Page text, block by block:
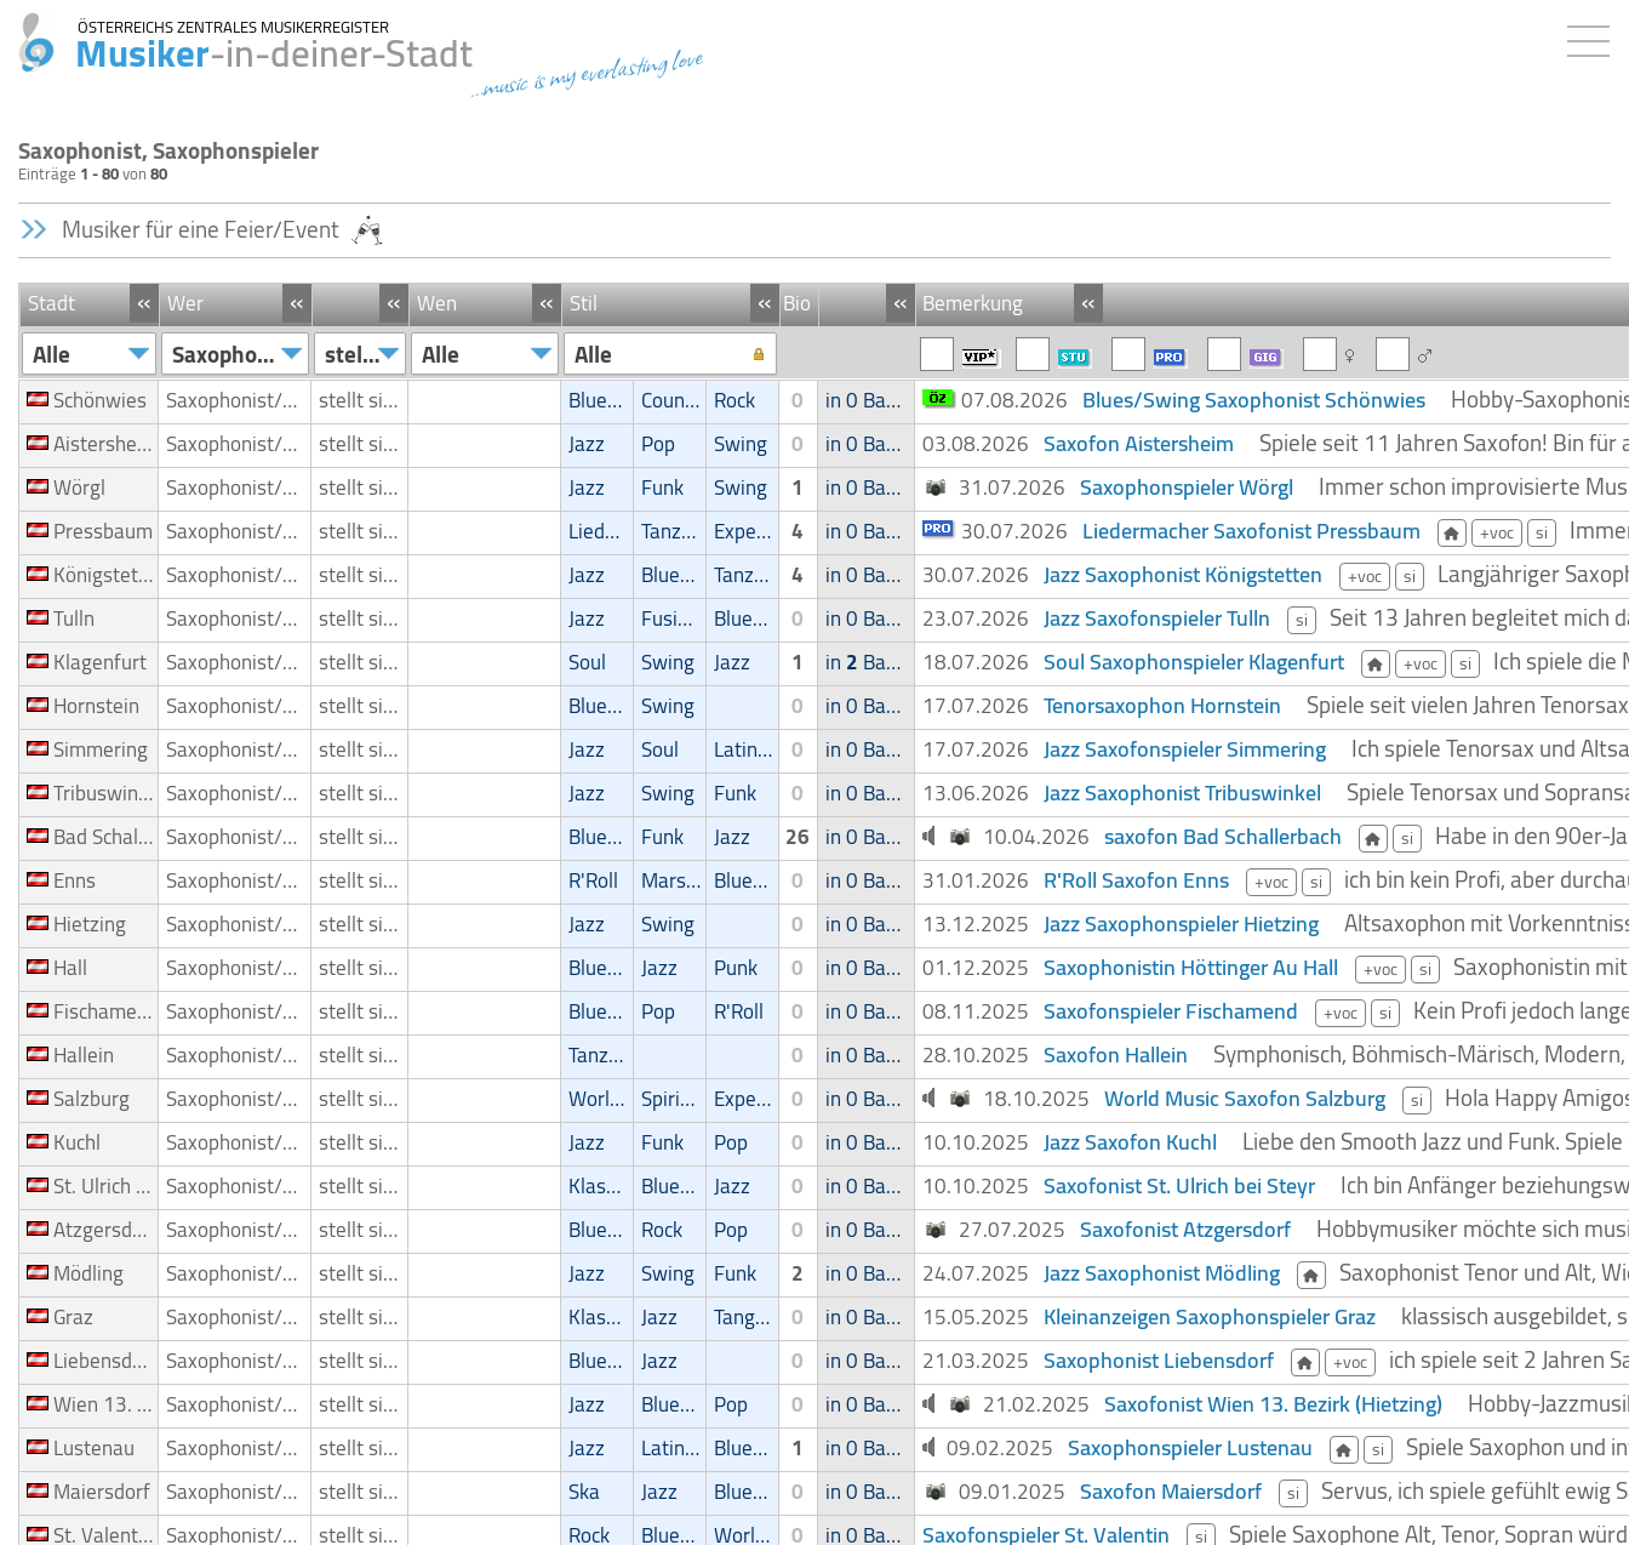
ÖSTERREICHS ZENTRALES MUSIKERREGISTER
Musiker-in-deiner-Stadt...music is my everlasting love
Saxophonist, Saxophonspieler
Einträge 1 - 80von80
Musiker für eine Feier/Event
Stadt « Wer « « Wen « Stil « Bio « «
Bemerkung
Alle Saxophonist/Saxophonspieler stellt sich vor Alle Alle
Schönwies Saxophonist/Saxophonspieler stellt sich vor Blues/Swing Country Rock 0 in 0 Band 07.08.2026 Blues/Swing Saxophonist Schönwies Hobby-
Aistersheim Saxophonist/Saxophonspieler stellt sich vor Jazz Pop Swing 0 in 0 Band 03.08.2026 Saxofon Aistersheim Spiele seit 11 Jahren Saxofon! Bin
Wörgl Saxophonist/Saxophonspieler stellt sich vor Jazz Funk Swing 1 in 0 Band 31.07.2026 Saxophonspieler Wörgl Immer schon improvisierte
Pressbaum Saxophonist/Saxophonspieler stellt sich vor Liedermacher Tanz/Unterhaltungsmusik Experimental 4 in 0 Band 30.07.2026 Liedermacher Saxofonist Pressbaum +voc si
Königstetten Saxophonist/Saxophonspieler stellt sich vor Jazz Blues/Swing Tanz/Unterhaltungsmusik 4 in 0 Band 30.07.2026 Jazz Saxophonist Königstetten +voc si Langjähriger
Tulln Saxophonist/Saxophonspieler stellt sich vor Jazz Fusion Blues/Swing 0 in 0 Band 23.07.2026 Jazz Saxofonspieler Tulln si Seit 13 Jahren begleitet mich
Klagenfurt Saxophonist/Saxophonspieler stellt sich vor Soul Swing Jazz 1 in2Bands 18.07.2026 Soul Saxophonspieler Klagenfurt +voc si Ich spiele
Hornstein Saxophonist/Saxophonspieler stellt sich vor Blues/Swing Swing 0 in 0 Band 17.07.2026 Tenorsaxophon Hornstein Spiele seit vielen Jahren
Simmering Saxophonist/Saxophonspieler stellt sich vor Jazz Soul Latin Musik 0 in 0 Band 17.07.2026 Jazz Saxofonspieler Simmering Ich spiele Tenorsax und
Tribuswinkel Saxophonist/Saxophonspieler stellt sich vor Jazz Swing Funk 0 in 0 Band 13.06.2026 Jazz Saxophonist Tribuswinkel Spiele Tenorsax und
Bad Schallerbach Saxophonist/Saxophonspieler stellt sich vor Blues/Swing Funk Jazz 26 in 0 Band 10.04.2026 saxofon Bad Schallerbach si Habe in den 90er-
Enns Saxophonist/Saxophonspieler stellt sich vor R'Roll Marsch/Polka Blues/Swing 0 in 0 Band 31.01.2026 R'Roll Saxofon Enns +voc si ich bin kein Profi, aber
Hietzing Saxophonist/Saxophonspieler stellt sich vor Jazz Swing 0 in 0 Band 13.12.2025 Jazz Saxophonspieler Hietzing Altsaxophon mit
Hall Saxophonist/Saxophonspieler stellt sich vor Blues/Swing Jazz Punk 0 in 0 Band 01.12.2025 Saxophonistin Höttinger Au Hall +voc si Saxophonistin
Fischamend Saxophonist/Saxophonspieler stellt sich vor Blues/Swing Pop R'Roll 0 in 0 Band 08.11.2025 Saxofonspieler Fischamend +voc si Kein Profi jedoch
Hallein Saxophonist/Saxophonspieler stellt sich vor Tanz/Unterhaltungsmusik 0 in 0 Band 28.10.2025 Saxofon Hallein Symphonisch, Böhmisch-Märisch,
Salzburg Saxophonist/Saxophonspieler stellt sich vor World Music Spirituell Experimental 0 in 0 Band 18.10.2025 World Music Saxofon Salzburg si Hola Happy
Kuchl Saxophonist/Saxophonspieler stellt sich vor Jazz Funk Pop 0 in 0 Band 10.10.2025 Jazz Saxofon Kuchl Liebe den Smooth Jazz und Funk.
St. Ulrich bei Steyr Saxophonist/Saxophonspieler stellt sich vor Klassik Blues/Swing Jazz 0 in 0 Band 10.10.2025 Saxofonist St. Ulrich bei Steyr Ich bin Anfänger
Atzgersdorf Saxophonist/Saxophonspieler stellt sich vor Blues/Swing Rock Pop 0 in 0 Band 27.07.2025 Saxofonist Atzgersdorf Hobbymusiker möchte sich
Mödling Saxophonist/Saxophonspieler stellt sich vor Jazz Swing Funk 2 in 0 Band 24.07.2025 Jazz Saxophonist Mödling Saxophonist Tenor und Alt,
Graz Saxophonist/Saxophonspieler stellt sich vor Klassik Jazz Tango/Samba 0 in 0 Band 15.05.2025 Kleinanzeigen Saxophonspieler Graz klassisch ausgebildet,
Liebensdorf Saxophonist/Saxophonspieler stellt sich vor Blues/Swing Jazz 0 in 0 Band 21.03.2025 Saxophonist Liebensdorf +voc ich spiele seit 2 Jahren
Wien 13. Bezirk (Hietzing) Saxophonist/Saxophonspieler stellt sich vor Jazz Blues/Swing Pop 0 in 0 Band 21.02.2025 Saxofonist Wien 13. Bezirk (Hietzing) Hobby-
Lustenau Saxophonist/Saxophonspieler stellt sich vor Jazz Latin Musik Blues/Swing 1 in 0 Band 09.02.2025 Saxophonspieler Lustenau si Spiele Saxophon und
Maiersdorf Saxophonist/Saxophonspieler stellt sich vor Ska Jazz Blues/Swing 0 in 0 Band 09.01.2025 Saxofon Maiersdorf si Servus, ich spiele gefühlt ewig
St. Valentin Saxophonist/Saxophonspieler stellt sich vor Rock Blues/Swing World Music 0 in 0 Band Saxofonspieler St. Valentin si Spiele Saxophone Alt, Tenor, Sopran